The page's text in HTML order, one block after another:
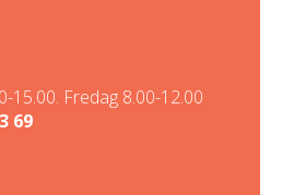
15.00. Fredag 8.00-12.00
69